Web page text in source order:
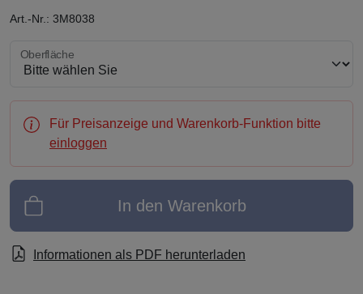
Art.-Nr.: 3M8038
Oberfläche wählen
Oberfläche
Für Preisanzeige und Warenkorb-Funktion bitte
einloggen
In den Warenkorb
Informationen als PDF herunterladen